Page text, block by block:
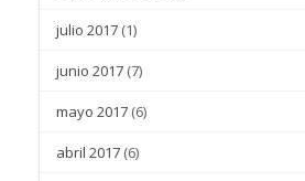
julio 2017 (1)
junio 2017 (7)
mayo 2017 (6)
abril 2017 (6)